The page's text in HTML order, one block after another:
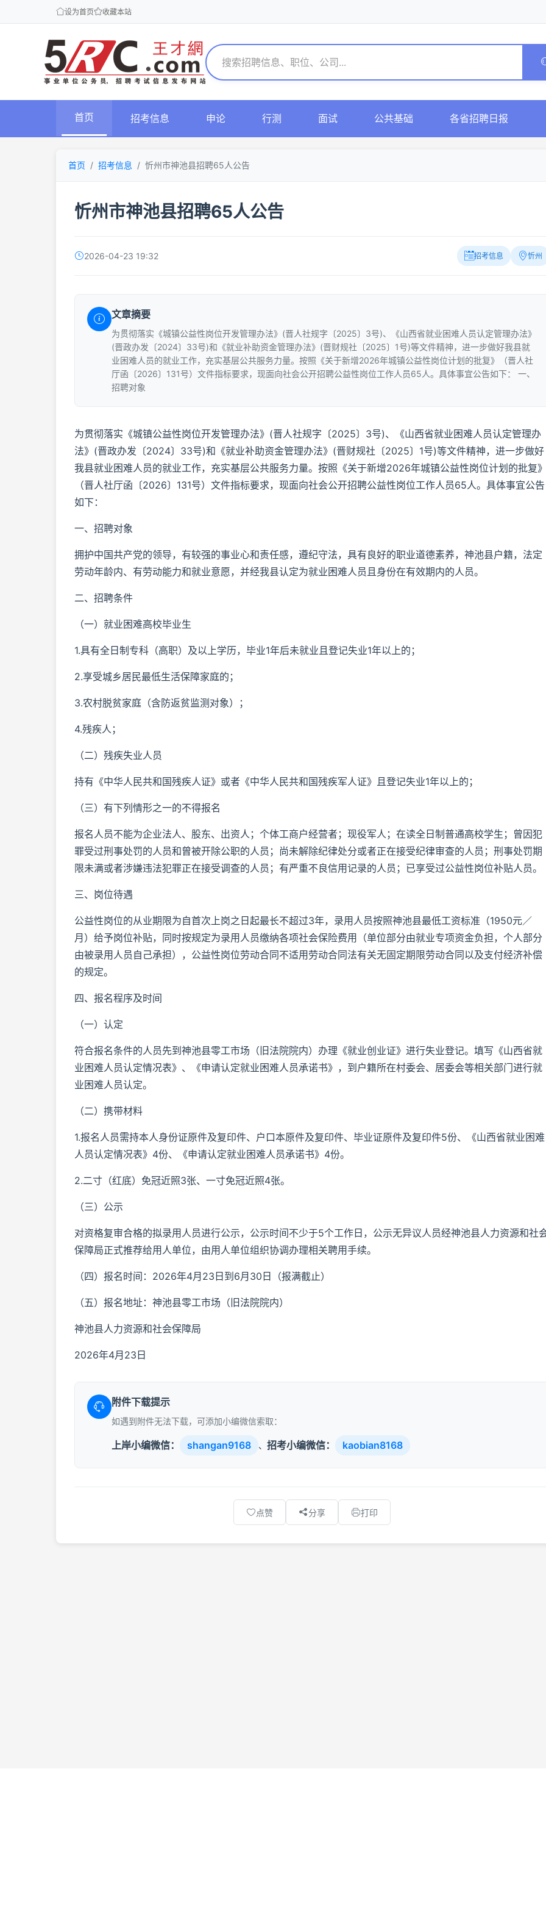
设为首页 收藏本站
首页 招考信息 申论 行测 面试 公共基础 各省招聘日报
首页 招考信息 忻州市神池县招聘65人公告
忻州市神池县招聘65人公告
2026-04-23 19:32 招考信息 忻州
文章摘要
为贯彻落实《城镇公益性岗位开发管理办法》(晋人社规字〔2025〕3号)、《山西省就业困难人员认定管理办法》
(晋政办发〔2024〕33号)和《就业补助资金管理办法》(晋财规社〔2025〕1号)等文件精神，进一步做好我县就
业困难人员的就业工作，充实基层公共服务力量。按照《关于新增2026年城镇公益性岗位计划的批复》（晋人社
厅函〔2026〕131号）文件指标要求，现面向社会公开招聘公益性岗位工作人员65人。具体事宜公告如下： 一、
招聘对象
为贯彻落实《城镇公益性岗位开发管理办法》(晋人社规字〔2025〕3号)、《山西省就业困难人员认定管理办
法》(晋政办发〔2024〕33号)和《就业补助资金管理办法》(晋财规社〔2025〕1号)等文件精神，进一步做好
我县就业困难人员的就业工作，充实基层公共服务力量。按照《关于新增2026年城镇公益性岗位计划的批复
（晋人社厅函〔2026〕131号）文件指标要求，现面向社会公开招聘公益性岗位工作人员65人。具体事宜公告
如下：
一、招聘对象
拥护中国共产党的领导，有较强的事业心和责任感，遵纪守法，具有良好的职业道德素养，神池县户籍，法定
劳动年龄内、有劳动能力和就业意愿，并经我县认定为就业困难人员且身份在有效期内的人员。
二、招聘条件
（一）就业困难高校毕业生
1.具有全日制专科（高职）及以上学历，毕业1年后未就业且登记失业1年以上的；
2.享受城乡居民最低生活保障家庭的；
3.农村脱贫家庭（含防返贫监测对象）；
4.残疾人；
（二）残疾失业人员
持有《中华人民共和国残疾人证》或者《中华人民共和国残疾军人证》且登记失业1年以上的；
（三）有下列情形之一的不得报名
报名人员不能为企业法人、股东、出资人；个体工商户经营者；现役军人；在读全日制普通高校学生；曾因犯
罪受过刑事处罚的人员和曾被开除公职的人员；尚未解除纪律处分或者正在接受纪律审查的人员；刑事处罚期
限未满或者涉嫌违法犯罪正在接受调查的人员；有严重不良信用记录的人员；已享受过公益性岗位补贴人员。
三、岗位待遇
公益性岗位的从业期限为自首次上岗之日起最长不超过3年，录用人员按照神池县最低工资标准（1950元／
月）给予岗位补贴，同时按规定为录用人员缴纳各项社会保险费用（单位部分由就业专项资金负担，个人部分
由被录用人员自己承担），公益性岗位劳动合同不适用劳动合同法有关无固定期限劳动合同以及支付经济补偿
的规定。
四、报名程序及时间
（一）认定
符合报名条件的人员先到神池县零工市场（旧法院院内）办理《就业创业证》进行失业登记。填写《山西省就
业困难人员认定情况表》、《申请认定就业困难人员承诺书》，到户籍所在村委会、居委会等相关部门进行就
业困难人员认定。
（二）携带材料
1.报名人员需持本人身份证原件及复印件、户口本原件及复印件、毕业证原件及复印件5份、《山西省就业困难
人员认定情况表》4份、《申请认定就业困难人员承诺书》4份。
2.二寸（红底）免冠近照3张、一寸免冠近照4张。
（三）公示
对资格复审合格的拟录用人员进行公示，公示时间不少于5个工作日，公示无异议人员经神池县人力资源和社
保障局正式推荐给用人单位，由用人单位组织协调办理相关聘用手续。
（四）报名时间：2026年4月23日到6月30日（报满截止）
（五）报名地址：神池县零工市场（旧法院院内）
神池县人力资源和社会保障局
2026年4月23日
附件下载提示
如遇到附件无法下载，可添加小编微信索取：
上岸小编微信： shangan9168 、 招考小编微信： kaobian8168
点赞 分享 打印